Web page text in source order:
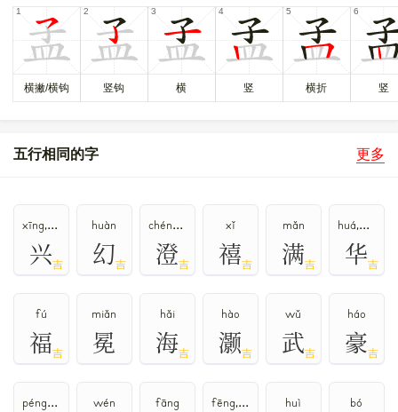
意文字 (基本汉字)
，10进制： 23391，UTF-32：
00005B5F，UTF-8：E5 AD 9F。
用字
横撇/横钩 竖钩 横 竖 横折 竖
五行相同的字 更多
xīng,xìng
兴吉
huàn
幻吉
chéng,dèng
澄吉
xǐ
禧吉
mǎn
满吉
huá,huà,huā
华吉
fú
福吉
miǎn
冕
hǎi
海吉
hào
灏吉
wǔ
武吉
háo
豪吉
péng,bāng wén fāng fēng,fěng huì bó